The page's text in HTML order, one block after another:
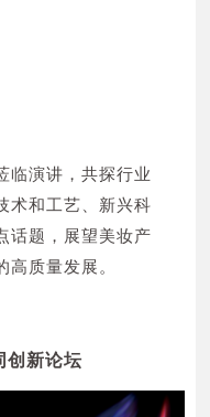
N1V22
N1F05
N1K01
分公司 N1H13
N1C09
N1R03
N2P09
N2W14
限公司 N2C01
N2C15
N7D02
临演讲，共探行业
术和工艺、新兴科
话题，展望美妆产
高质量发展。
创新论坛